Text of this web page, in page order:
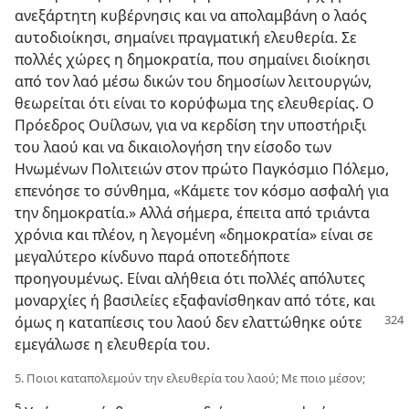
ανεξάρτητη κυβέρνησις και να απολαμβάνη ο λαός
αυτοδιοίκησι, σημαίνει πραγματική ελευθερία. Σε
πολλές χώρες η δημοκρατία, που σημαίνει διοίκησι
από τον λαό μέσω δικών του δημοσίων λειτουργών,
θεωρείται ότι είναι το κορύφωμα της ελευθερίας. Ο
Πρόεδρος Ουίλσων, για να κερδίση την υποστήριξι
του λαού και να δικαιολογήση την είσοδο των
Ηνωμένων Πολιτειών στον πρώτο Παγκόσμιο Πόλεμο,
επενόησε το σύνθημα, «Κάμετε τον κόσμο ασφαλή για
την δημοκρατία.» Αλλά σήμερα, έπειτα από τριάντα
χρόνια και πλέον, η λεγομένη «δημοκρατία» είναι σε
μεγαλύτερο κίνδυνο παρά οποτεδήποτε
προηγουμένως. Είναι αλήθεια ότι πολλές απόλυτες
μοναρχίες ή βασιλείες εξαφανίσθηκαν από τότε, και
όμως η καταπίεσις του λαού δεν ελαττώθηκε ούτε
εμεγάλωσε η ελευθερία του.
5. Ποιοι καταπολεμούν την ελευθερία του λαού; Με ποιο μέσον;